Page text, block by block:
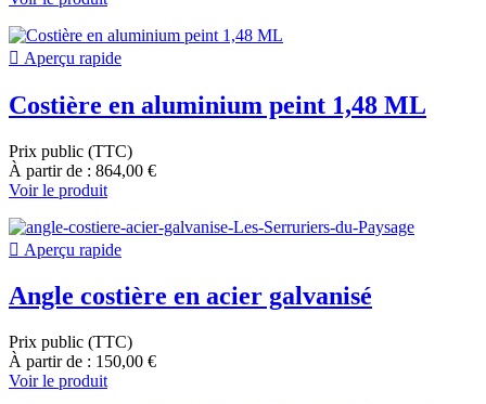
 Aperçu rapide
Costière en aluminium peint 1,48 ML
Prix public (TTC)
À partir de : 864,00 €
Voir le produit
 Aperçu rapide
Angle costière en acier galvanisé
Prix public (TTC)
À partir de : 150,00 €
Voir le produit